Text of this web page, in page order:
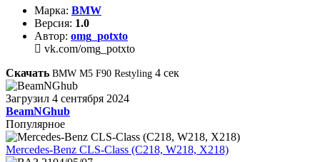
Марка: BMW
Версия: 1.0
Автор: omg_potxto
vk.com/omg_potxto
Скачать BMW M5 F90 Restyling 4 сек
Загрузил 4 сентября 2024
BeamNGhub
Популярное
Mercedes-Benz CLS-Class (C218, W218, X218)